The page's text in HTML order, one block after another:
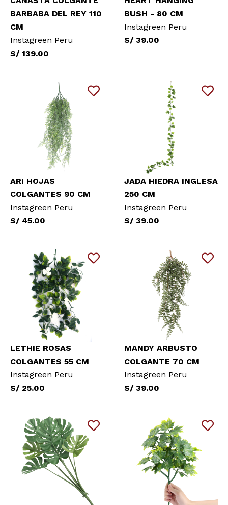
BARBABA DEL REY 110
CM
Instagreen Peru
S/ 139.00
BUSH - 80 CM
Instagreen Peru
S/ 39.00
ARI HOJAS
COLGANTES 90 CM
Instagreen Peru
S/ 45.00
JADA HIEDRA INGLESA
250 CM
Instagreen Peru
S/ 39.00
LETHIE ROSAS
COLGANTES 55 CM
Instagreen Peru
S/ 25.00
MANDY ARBUSTO
COLGANTE 70 CM
Instagreen Peru
S/ 39.00